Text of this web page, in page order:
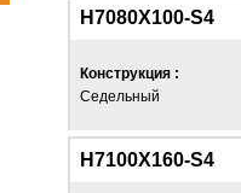
H7080X100-S4
Конструкция :
Седельный
H7100X160-S4